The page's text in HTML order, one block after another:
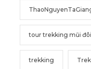
tour trekking mũi đôi
trekking